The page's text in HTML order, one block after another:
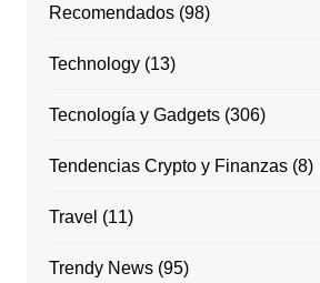
Recomendados(98)
Technology(13)
Tecnología y Gadgets(306)
Tendencias Crypto y Finanzas(8)
Travel (11)
Trendy News(95)